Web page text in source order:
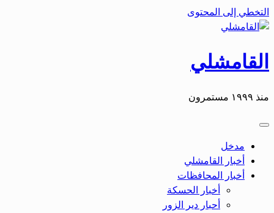
التخطي إلى المحتوى
القامشلي
منذ ١٩٩٩ مستمرون
مدخل
أخبار القامشلي
أخبار المحافظات
أخبار الحسكة
أحبار دير الزور